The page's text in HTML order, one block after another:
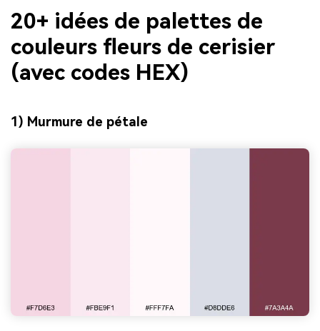
20+ idées de palettes de
couleurs fleurs de cerisier
(avec codes HEX)
1) Murmure de pétale